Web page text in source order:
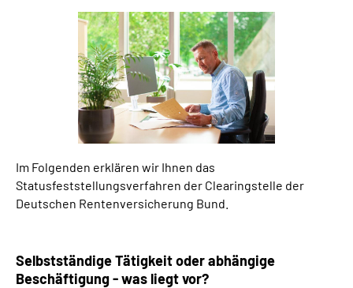
Leichte Sprache
Mein Kundenportal
Im Folgenden erklären wir Ihnen das
Statusfeststellungsverfahren der Clearingstelle der
Deutschen Rentenversicherung Bund.
Selbstständige Tätigkeit oder abhängige
Beschäftigung - was liegt vor?